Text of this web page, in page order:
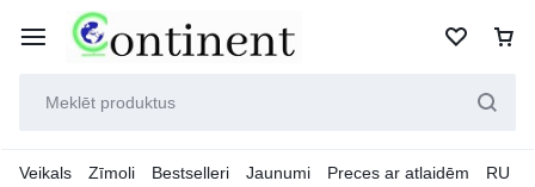
Veikals Zīmoli Bestselleri Jaunumi Preces ar atlaidēm RU